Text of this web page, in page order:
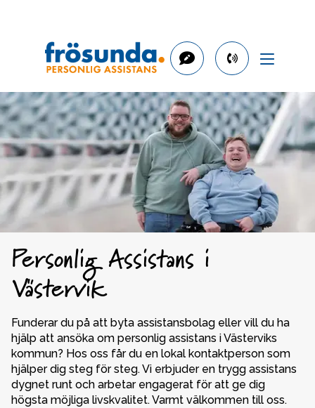
phone
0491-
273
60
Personlig Assistans i
Västervik
Funderar du på att byta assistansbolag eller vill du ha
hjälp att ansöka om personlig assistans i Västerviks
kommun? Hos oss får du en lokal kontaktperson som
hjälper dig steg för steg. Vi erbjuder en trygg assistans
dygnet runt och arbetar engagerat för att ge dig
högsta möjliga livskvalitet. Varmt välkommen till oss.